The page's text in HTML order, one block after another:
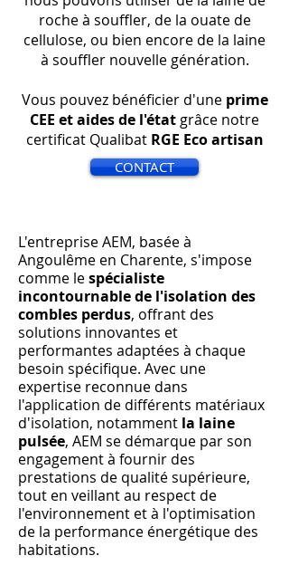
roche à souffler, de la ouate de
cellulose, ou bien encore de la laine
à souffler nouvelle génération.
Vous pouvez bénéficier d'uneprime
CEE et aides de l'état grâce notre
certificat Qualibat RGE Eco artisan
CONTACT
L'entreprise AEM, basée à
Angoulême en Charente, s'impose
comme lespécialiste
incontournable de l'isolation des
combles perdus, offrant des
solutions innovantes et
performantes adaptées à chaque
besoin spécifique. Avec une
expertise reconnue dans
l'application de différents matériaux
d'isolation, notamment la laine
pulsée, AEM se démarque par son
engagement à fournir des
prestations de qualité supérieure,
tout en veillant au respect de
l'environnement et à l'optimisation
de la performance énergétique des
habitations.